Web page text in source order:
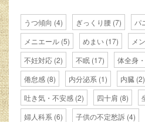
うつ傾向 (4) ぎっくり腰 (7) パ
メニエール (5) めまい (17) メ
不妊対応 (2) 不眠 (17) 体全身
倦怠感 (8) 内分泌系 (1) 内臓 (2)
吐き気・不安感 (2) 四十肩 (8)
婦人科系 (6) 子供の不定愁訴 (4)